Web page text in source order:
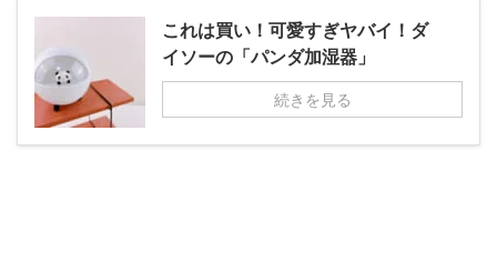
これは買い！可愛すぎヤバイ！ダ
イソーの「パンダ加湿器」
続きを見る